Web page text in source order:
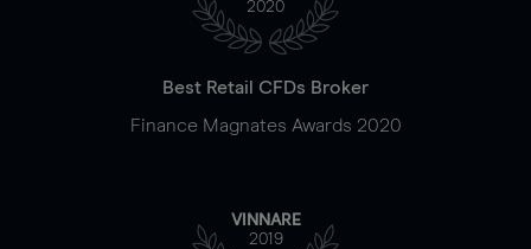
2020
Best Retail CFDs Broker
Finance Magnates Awards 2020
VINNARE
2019